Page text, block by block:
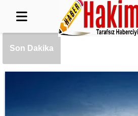
Son Dakika
Bursa
temizlendi
'Ay Grubu' suç